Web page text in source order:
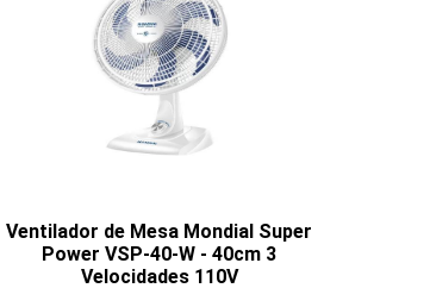
Ventilador de Mesa Mondial Super
Power VSP-40-W - 40cm 3
Velocidades 110V